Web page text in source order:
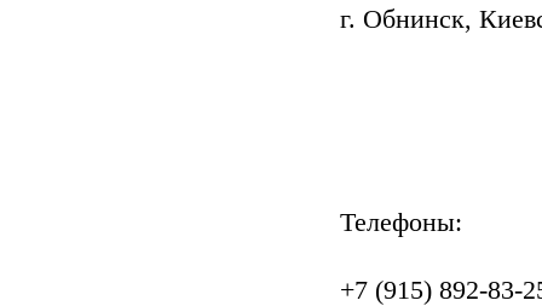
г. Обнинск,
Телефоны:
+7 (915) 892-83-